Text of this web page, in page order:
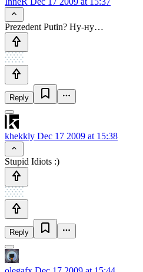
Prezedent Putin? Ну-ну…
Reply
khekkly Dec 17 2009 at 15:38
Stupid Idiots :)
Reply